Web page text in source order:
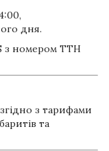
дня.
з номером ТТН
з тарифами
та